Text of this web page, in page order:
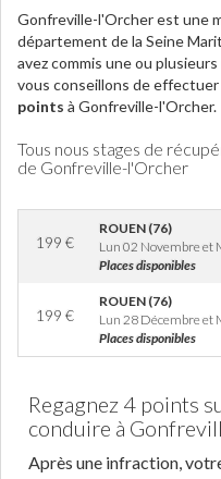
Gonfreville-l'Orcher est une
département de la Seine
avez commis une ou
vous conseillons de effectuer
points à Gonfreville-l'Orcher.
Tous nous stages de
de Gonfreville-l'Orcher
199 €
ROUEN (76)
Lun 02 Novembre et
Places disponibles
199 €
ROUEN (76)
Lun 28 Décembre et
Places disponibles
Regagnez 4 points
conduire à
Après une infraction,